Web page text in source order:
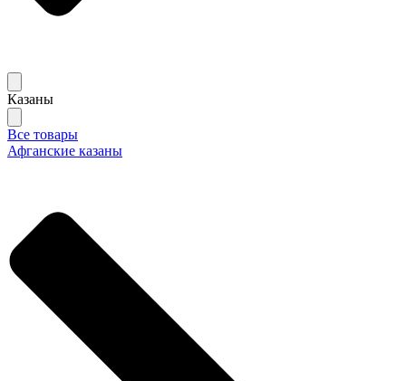
Казаны
Все товары
Афганские казаны